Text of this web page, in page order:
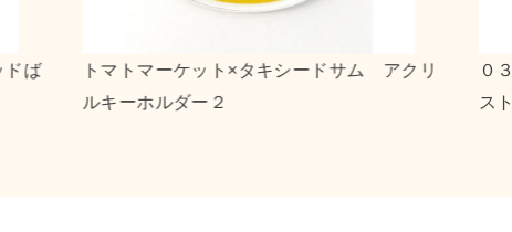
０３１３×リトルツインスターズ キャンバ
ｎｓｎ×ポ